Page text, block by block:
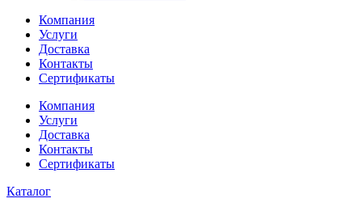
Компания
Услуги
Доставка
Контакты
Сертификаты
Компания
Услуги
Доставка
Контакты
Сертификаты
Каталог